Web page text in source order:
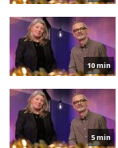
10 min
5 min